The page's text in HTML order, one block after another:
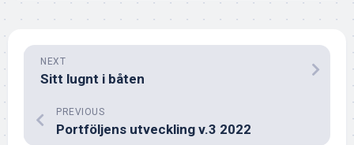
NEXT
Sitt lugnt i båten
PREVIOUS
Portföljens utveckling v.3 2022